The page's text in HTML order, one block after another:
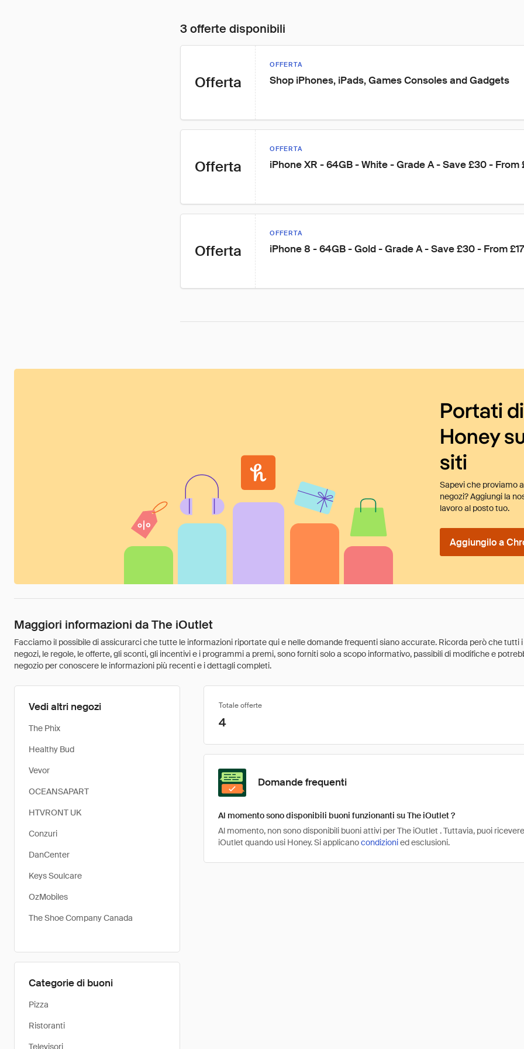
3 offerte disponibili
Offerta
OFFERTA
Shop iPhones, iPads, Games Consoles and Gadgets
Offerta
OFFERTA
iPhone XR - 64GB - White - Grade A - Save £30 - From
Offerta
OFFERTA
iPhone 8 - 64GB - Gold - Grade A - Save £30 - From
Portati
Honey
siti
Sapevi che proviamo
negozi? Aggiungi la
lavoro al posto tuo.
Aggiungilo a
Maggiori informazioni da The iOutlet
Facciamo il possibile di assicurarci che tutte le informazioni riportate qui e nelle domande frequenti siano accurate. Ricorda però che
negozi, le regole, le offerte, gli sconti, gli incentivi e i programmi a premi, sono forniti solo a scopo informativo, passibili di modifiche e
negozio per conoscere le informazioni più recenti e i dettagli completi.
Vedi altri negozi
The Phix
Healthy Bud
Vevor
OCEANSAPART
HTVRONT UK
Conzuri
DanCenter
Keys Soulcare
OzMobiles
The Shoe Company Canada
Categorie di buoni
Pizza
Ristoranti
Televisori
Totale offerte
4
Domande frequenti
Al momento sono disponibili buoni funzionanti su The iOutlet ?
Al momento, non sono disponibili buoni attivi per The iOutlet . Tuttavia, puoi
iOutlet quando usi Honey. Si applicanocondizionied esclusioni.